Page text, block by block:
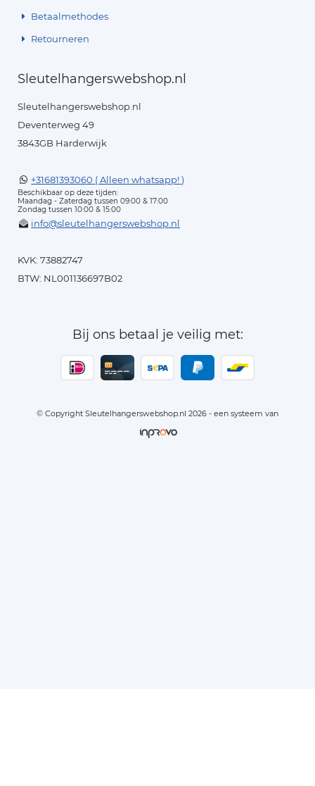
Betaalmethodes
Retourneren
Sleutelhangerswebshop.nl
Sleutelhangerswebshop.nl
Deventerweg 49
3843GB Harderwijk
+31681393060 ( Alleen whatsapp! )
Beschikbaar op deze tijden:
Maandag - Zaterdag tussen 09:00 & 17:00
Zondag tussen 10:00 & 15:00
info@sleutelhangerswebshop.nl
KVK: 73882747
BTW: NL001136697B02
Bij ons betaal je veilig met:
© Copyright Sleutelhangerswebshop.nl 2026 - een systeem van